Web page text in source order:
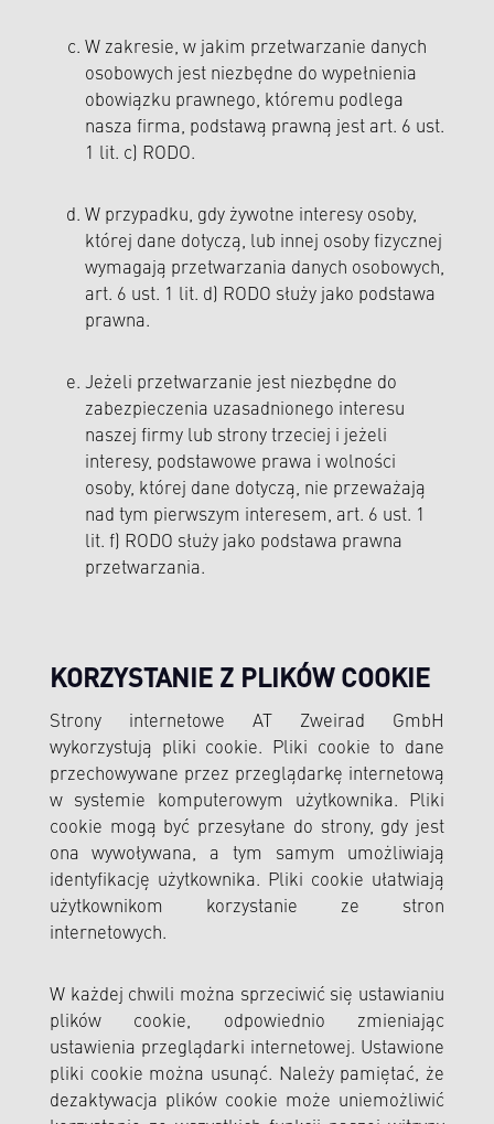
W zakresie, w jakim przetwarzanie danych
osobowych jest niezbędne do wypełnienia
obowiązku prawnego, któremu podlega
nasza firma, podstawą prawną jest art. 6 ust.
1 lit. c) RODO.
W przypadku, gdy żywotne interesy osoby,
której dane dotyczą, lub innej osoby fizycznej
wymagają przetwarzania danych osobowych,
art. 6 ust. 1 lit. d) RODO służy jako podstawa
prawna.
Jeżeli przetwarzanie jest niezbędne do
zabezpieczenia uzasadnionego interesu
naszej firmy lub strony trzeciej i jeżeli
interesy, podstawowe prawa i wolności
osoby, której dane dotyczą, nie przeważają
nad tym pierwszym interesem, art. 6 ust. 1
lit. f) RODO służy jako podstawa prawna
przetwarzania.
KORZYSTANIE Z PLIKÓW COOKIE
Strony internetowe AT Zweirad GmbH
wykorzystują pliki cookie. Pliki cookie to dane
przechowywane przez przeglądarkę internetową
w systemie komputerowym użytkownika. Pliki
cookie mogą być przesyłane do strony, gdy jest
ona wywoływana, a tym samym umożliwiają
identyfikację użytkownika. Pliki cookie ułatwiają
użytkownikom korzystanie ze stron
internetowych.
W każdej chwili można sprzeciwić się ustawianiu
plików cookie, odpowiednio zmieniając
ustawienia przeglądarki internetowej. Ustawione
pliki cookie można usunąć. Należy pamiętać, że
dezaktywacja plików cookie może uniemożliwić